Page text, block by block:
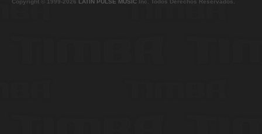
Copyright © 1999-2026 LATIN PULSE MUSIC Inc. Todos Derechos Reservados.